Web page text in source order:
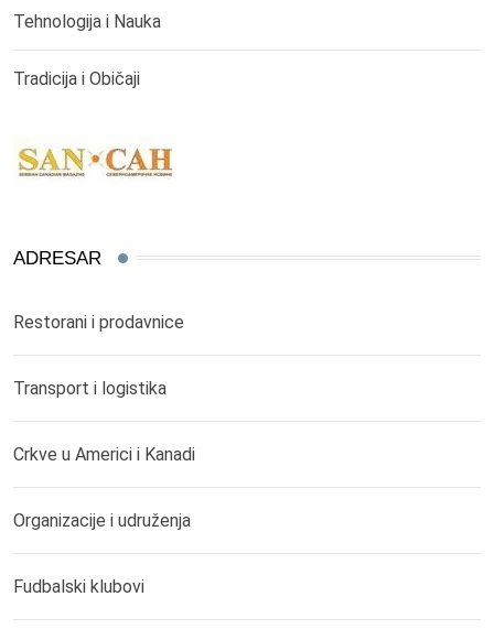
Tehnologija i Nauka
Tradicija i Običaji
ADRESAR
Restorani i prodavnice
Transport i logistika
Crkve u Americi i Kanadi
Organizacije i udruženja
Fudbalski klubovi